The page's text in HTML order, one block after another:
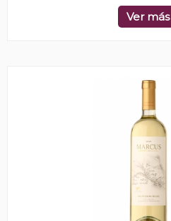
Ver más